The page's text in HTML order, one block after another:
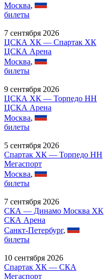
Москва,
билеты
7 сентября 2026
ЦСКА ХК — Спартак ХК
ЦСКА Арена
Москва,
билеты
9 сентября 2026
ЦСКА ХК — Торпедо НН
ЦСКА Арена
Москва,
билеты
5 сентября 2026
Спартак ХК — Торпедо НН
Мегаспорт
Москва,
билеты
7 сентября 2026
СКА — Динамо Москва ХК
СКА Арена
Санкт-Петербург,
билеты
10 сентября 2026
Спартак ХК — СКА
Мегаспорт